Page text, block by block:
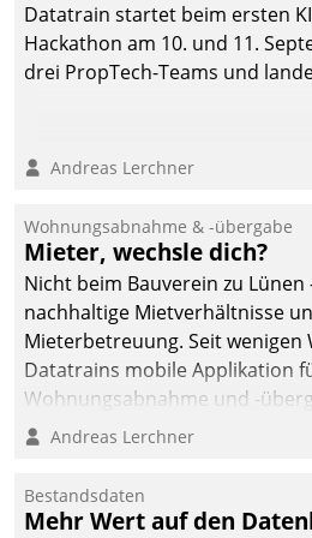
Datatrain startet beim ersten
Hackathon am 10. und 11.
drei PropTech-Teams und
Andreas Lerchner
Wohnungsabnahme & -übergabe
Mieter, wechsle dich?
Nicht beim Bauverein zu
nachhaltige Mietverhältnisse
Mieterbetreuung. Seit wenigen
Datatrains mobile Applikation
Wohnungsabnahme und -
Mieter wohlgeordnet kommen
Andreas Lerchner
Bestandsdaten
Mehr Wert auf den